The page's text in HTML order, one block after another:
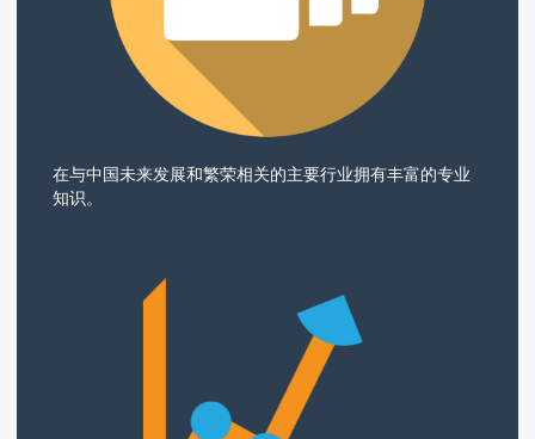
在与中国未来发展和繁荣相关的主要行业拥有丰富的专业
知识。